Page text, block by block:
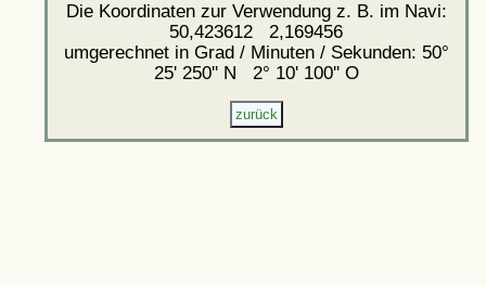
Die Koordinaten zur Verwendung z. B. im Navi:
50,423612 2,169456
umgerechnet in Grad / Minuten / Sekunden: 50°
25' 250'' N 2° 10' 100'' O